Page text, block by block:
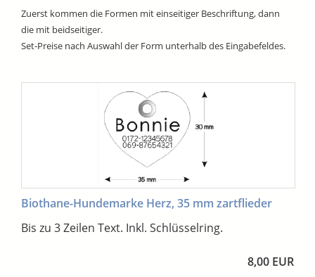
Zuerst kommen die Formen mit einseitiger Beschriftung, dann
die mit beidseitiger.
Set-Preise nach Auswahl der Form unterhalb des Eingabefeldes.
Biothane-Hundemarke Herz, 35 mm zartflieder
Bis zu 3 Zeilen Text. Inkl. Schlüsselring.
8,00 EUR